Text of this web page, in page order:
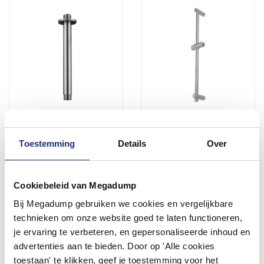
Toestemming Details Over
Cookiebeleid van Megadump
Bij Megadump gebruiken we cookies en vergelijkbare
technieken om onze website goed te laten functioneren,
je ervaring te verbeteren, en gepersonaliseerde inhoud en
advertenties aan te bieden. Door op 'Alle cookies
toestaan' te klikken, geef je toestemming voor het
304-Douchearm Rond
Vóór 14:00 besteld,
60,44
Meer info
304 Losse Ronde Glijstang
Vóór 14:00 besteld,
Meer info